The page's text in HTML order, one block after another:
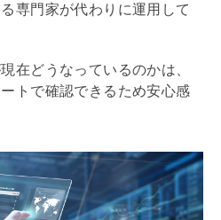
専門家が代わりに運用して
在どうなっているのかは、
トで確認できるため安心感